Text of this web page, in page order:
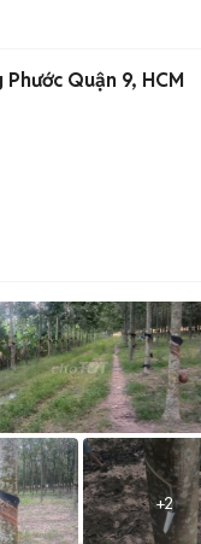
Quận 9, HCM
+2